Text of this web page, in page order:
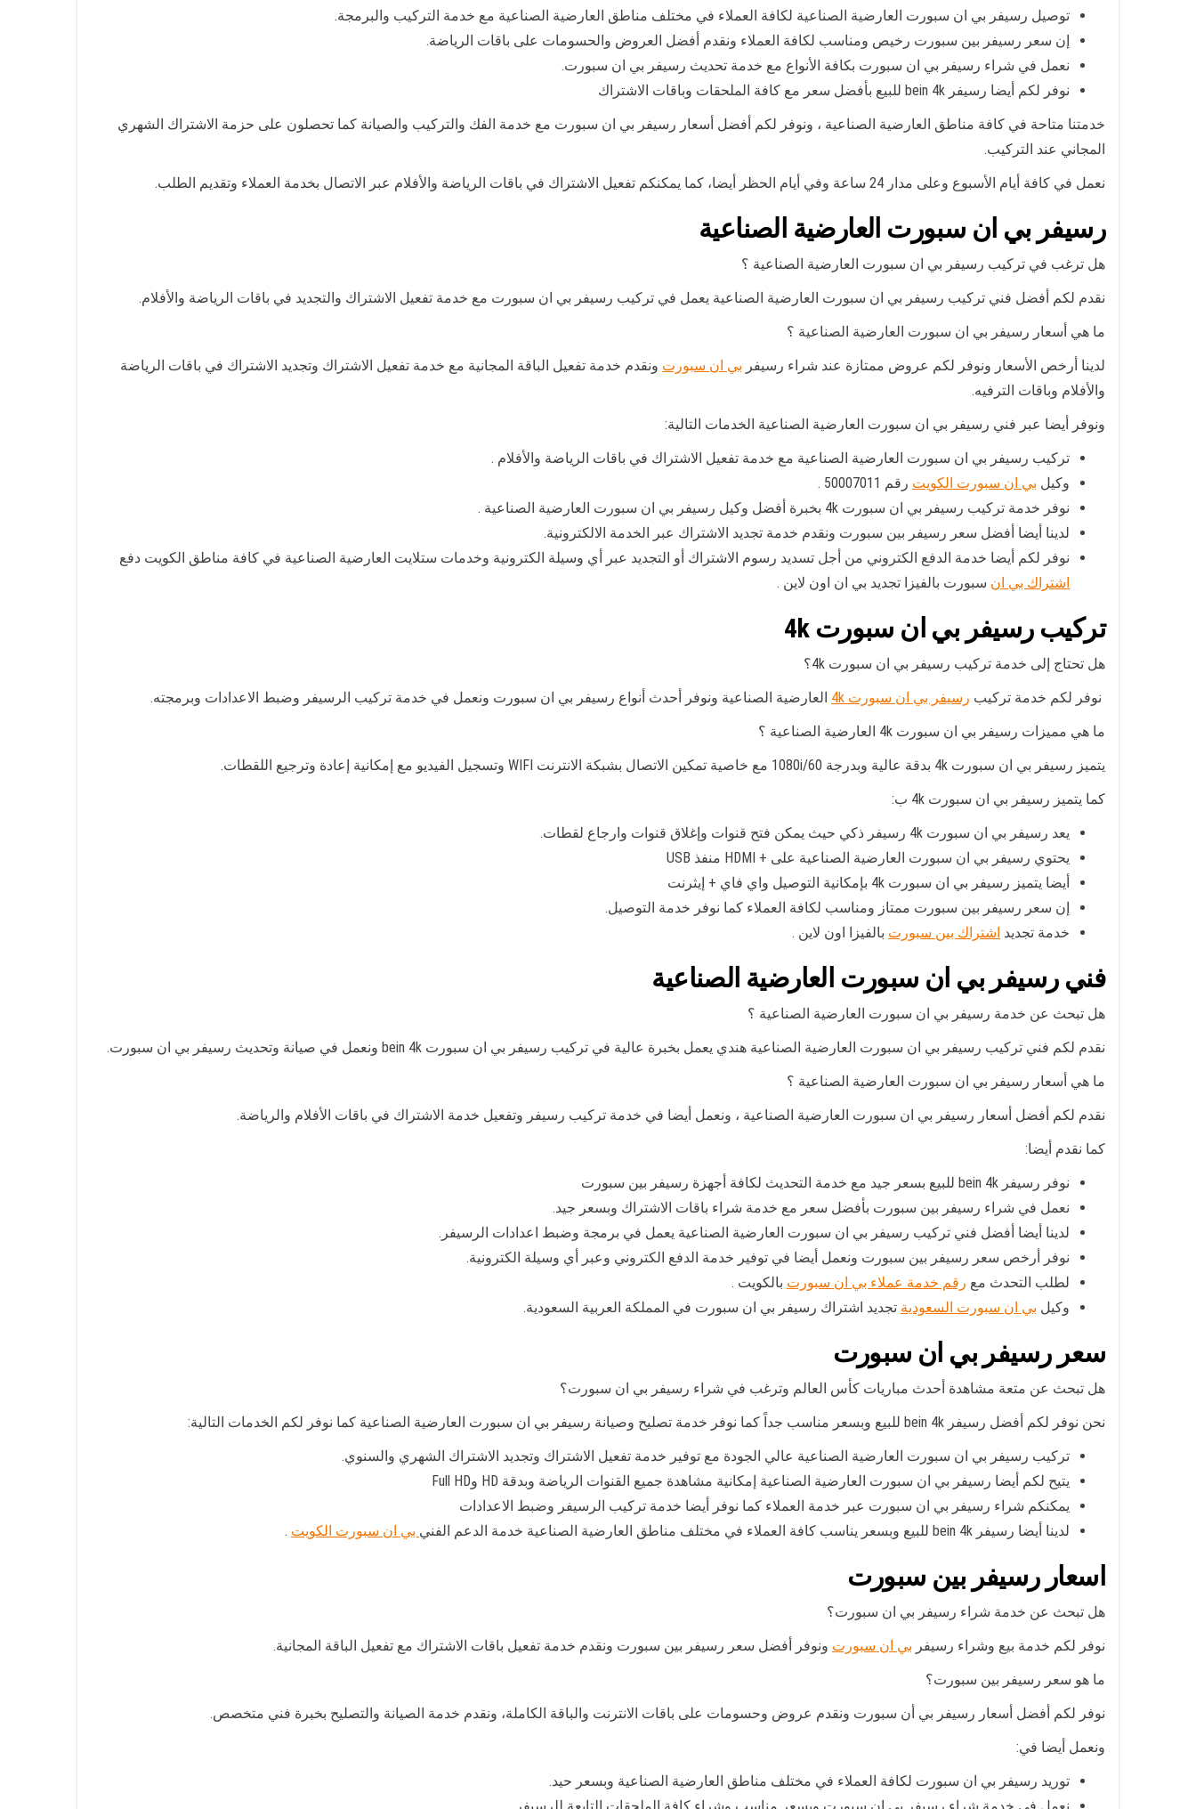
توصيل رسيفر بي ان سبورت العارضية الصناعية لكافة العملاء في مختلف مناطق العارضية الصناعية مع خدمة التركيب والبرمجة.
إن سعر رسيفر بين سبورت رخيص ومناسب لكافة العملاء ونقدم أفضل العروض والحسومات على باقات الرياضة.
نعمل في شراء رسيفر بي ان سبورت بكافة الأنواع مع خدمة تحديث رسيفر بي ان سبورت.
نوفر لكم أيضا رسيفر bein 4k للبيع بأفضل سعر مع كافة الملحقات وباقات الاشتراك
خدمتنا متاحة في كافة مناطق العارضية الصناعية ، ونوفر لكم أفضل أسعار رسيفر بي ان سبورت مع خدمة الفك والتركيب والصيانة كما تحصلون على حزمة الاشتراك الشهري
المجاني عند التركيب.
نعمل في كافة أيام الأسبوع وعلى مدار 24 ساعة وفي أيام الحظر أيضا، كما يمكنكم تفعيل الاشتراك في باقات الرياضة والأفلام عبر الاتصال بخدمة العملاء وتقديم الطلب.
رسيفر بي ان سبورت العارضية الصناعية
هل ترغب في تركيب رسيفر بي ان سبورت العارضية الصناعية ؟
نقدم لكم أفضل فني تركيب رسيفر بي ان سبورت العارضية الصناعية يعمل في تركيب رسيفر بي ان سبورت مع خدمة تفعيل الاشتراك والتجديد في باقات الرياضة والأفلام.
ما هي أسعار رسيفر بي ان سبورت العارضية الصناعية ؟
لدينا أرخص الأسعار ونوفر لكم عروض ممتازة عند شراء رسيفر بي ان سبورت ونقدم خدمة تفعيل الباقة المجانية مع خدمة تفعيل الاشتراك وتجديد الاشتراك في باقات الرياضة
والأفلام وباقات الترفيه.
ونوفر أيضا عبر فني رسيفر بي ان سبورت العارضية الصناعية الخدمات التالية:
تركيب رسيفر بي ان سبورت العارضية الصناعية مع خدمة تفعيل الاشتراك في باقات الرياضة والأفلام .
وكيل بي ان سبورت الكويت رقم 50007011 .
نوفر خدمة تركيب رسيفر بي ان سبورت 4k بخبرة أفضل وكيل رسيفر بي ان سبورت العارضية الصناعية .
لدينا أيضا أفضل سعر رسيفر بين سبورت ونقدم خدمة تجديد الاشتراك عبر الخدمة الالكترونية.
نوفر لكم أيضا خدمة الدفع الكتروني من أجل تسديد رسوم الاشتراك أو التجديد عبر أي وسيلة الكترونية وخدمات ستلايت العارضية الصناعية في كافة مناطق الكويت دفع
اشتراك بي ان سبورت بالفيزا تجديد بي ان اون لاين .
تركيب رسيفر بي ان سبورت 4k
هل تحتاج إلى خدمة تركيب رسيفر بي ان سبورت 4k؟
نوفر لكم خدمة تركيب رسيفر بي ان سبورت 4k
العارضية الصناعية ونوفر أحدث أنواع رسيفر بي ان سبورت ونعمل في خدمة تركيب الرسيفر وضبط الاعدادات وبرمجته.
ما هي مميزات رسيفر بي ان سبورت 4k العارضية الصناعية ؟
يتميز رسيفر بي ان سبورت 4k بدقة عالية وبدرجة 1080i/60 مع خاصية تمكين الاتصال بشبكة الانترنت WIFI وتسجيل الفيديو مع إمكانية إعادة وترجيع اللقطات.
كما يتميز رسيفر بي ان سبورت 4k ب:
يعد رسيفر بي ان سبورت 4k رسيفر ذكي حيث يمكن فتح قنوات وإغلاق قنوات وارجاع لقطات.
يحتوي رسيفر بي ان سبورت العارضية الصناعية على + HDMI منفذ USB
أيضا يتميز رسيفر بي ان سبورت 4k بإمكانية التوصيل واي فاي + إيثرنت
إن سعر رسيفر بين سبورت ممتاز ومناسب لكافة العملاء كما نوفر خدمة التوصيل.
خدمة تجديد اشتراك بين سبورت بالفيزا اون لاين .
فني رسيفر بي ان سبورت العارضية الصناعية
هل تبحث عن خدمة رسيفر بي ان سبورت العارضية الصناعية ؟
نقدم لكم فني تركيب رسيفر بي ان سبورت العارضية الصناعية هندي يعمل بخبرة عالية في تركيب رسيفر بي ان سبورت bein 4k ونعمل في صيانة وتحديث رسيفر بي ان سبورت.
ما هي أسعار رسيفر بي ان سبورت العارضية الصناعية ؟
نقدم لكم أفضل أسعار رسيفر بي ان سبورت العارضية الصناعية ، ونعمل أيضا في خدمة تركيب رسيفر وتفعيل خدمة الاشتراك في باقات الأفلام والرياضة.
كما نقدم أيضا:
نوفر رسيفر bein 4k للبيع بسعر جيد مع خدمة التحديث لكافة أجهزة رسيفر بين سبورت
نعمل في شراء رسيفر بين سبورت بأفضل سعر مع خدمة شراء باقات الاشتراك وبسعر جيد.
لدينا أيضا أفضل فني تركيب رسيفر بي ان سبورت العارضية الصناعية يعمل في برمجة وضبط اعدادات الرسيفر.
نوفر أرخص سعر رسيفر بين سبورت ونعمل أيضا في توفير خدمة الدفع الكتروني وعبر أي وسيلة الكترونية.
لطلب التحدث مع رقم خدمة عملاء بي ان سبورت بالكويت .
وكيل بي ان سبورت السعودية تجديد اشتراك رسيفر بي ان سبورت في المملكة العربية السعودية.
سعر رسيفر بي ان سبورت
هل تبحث عن متعة مشاهدة أحدث مباريات كأس العالم وترغب في شراء رسيفر بي ان سبورت؟
نحن نوفر لكم أفضل رسيفر bein 4k للبيع وبسعر مناسب جداً كما نوفر خدمة تصليح وصيانة رسيفر بي ان سبورت العارضية الصناعية كما نوفر لكم الخدمات التالية:
تركيب رسيفر بي ان سبورت العارضية الصناعية عالي الجودة مع توفير خدمة تفعيل الاشتراك وتجديد الاشتراك الشهري والسنوي.
يتيح لكم أيضا رسيفر بي ان سبورت العارضية الصناعية إمكانية مشاهدة جميع القنوات الرياضة وبدقة HD وFull HD
يمكنكم شراء رسيفر بي ان سبورت عبر خدمة العملاء كما نوفر أيضا خدمة تركيب الرسيفر وضبط الاعدادات
لدينا أيضا رسيفر bein 4k للبيع وبسعر يناسب كافة العملاء في مختلف مناطق العارضية الصناعية خدمة الدعم الفني
بي ان سبورت الكويت .
اسعار رسيفر بين سبورت
هل تبحث عن خدمة شراء رسيفر بي ان سبورت؟
نوفر لكم خدمة بيع وشراء رسيفر بي ان سبورت ونوفر أفضل سعر رسيفر بين سبورت ونقدم خدمة تفعيل باقات الاشتراك مع تفعيل الباقة المجانية.
ما هو سعر رسيفر بين سبورت؟
نوفر لكم أفضل أسعار رسيفر بي أن سبورت ونقدم عروض وحسومات على باقات الانترنت والباقة الكاملة، ونقدم خدمة الصيانة والتصليح بخبرة فني متخصص.
ونعمل أيضا في:
توريد رسيفر بي ان سبورت لكافة العملاء في مختلف مناطق العارضية الصناعية وبسعر حيد.
نعمل في خدمة شراء رسيفر بي ان سبورت وبسعر مناسب وشراء كافة الملحقات التابعة للرسيفر.